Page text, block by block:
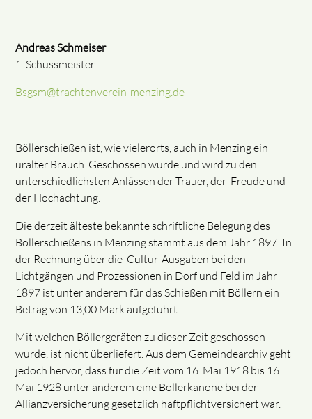
Andreas Schmeiser
1. Schussmeister
Bsgsm@trachtenverein-menzing.de
Böllerschießen ist, wie vielerorts, auch in Menzing ein
uralter Brauch. Geschossen wurde und wird zu den
unterschiedlichsten Anlässen der Trauer, der Freude und
der Hochachtung.
Die derzeit älteste bekannte schriftliche Belegung des
Böllerschießens in Menzing stammt aus dem Jahr 1897: In
der Rechnung über die Cultur-Ausgaben bei den
Lichtgängen und Prozessionen in Dorf und Feld im Jahr
1897 ist unter anderem für das Schießen mit Böllern ein
Betrag von 13,00 Mark aufgeführt.
Mit welchen Böllergeräten zu dieser Zeit geschossen
wurde, ist nicht überliefert. Aus dem Gemeindearchiv geht
jedoch hervor, dass für die Zeit vom 16. Mai 1918 bis 16.
Mai 1928 unter anderem eine Böllerkanone bei der
Allianzversicherung gesetzlich haftpflichtversichert war.